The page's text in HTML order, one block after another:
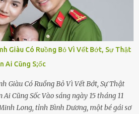
Giàu Có Ruồng Bỏ Vì Vết Bớt, Sự Thật
Ai Cũng S;ốc
Giàu Có Ruồng Bỏ Vì Vết Bớt, Sự Thật
Cũng Sốc Vào sáng ngày 15 tháng 11
Long, tỉnh Bình Dương, một bé gái sơ